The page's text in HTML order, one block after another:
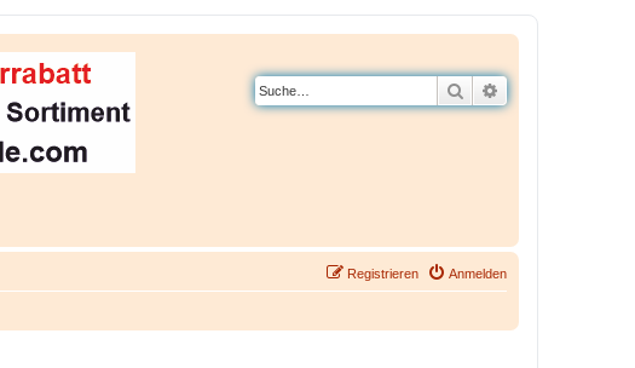
Suche
Anmelden
Registrieren